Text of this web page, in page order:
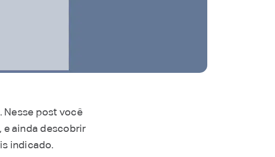
Nesse post você
e ainda descobrir
indicado.